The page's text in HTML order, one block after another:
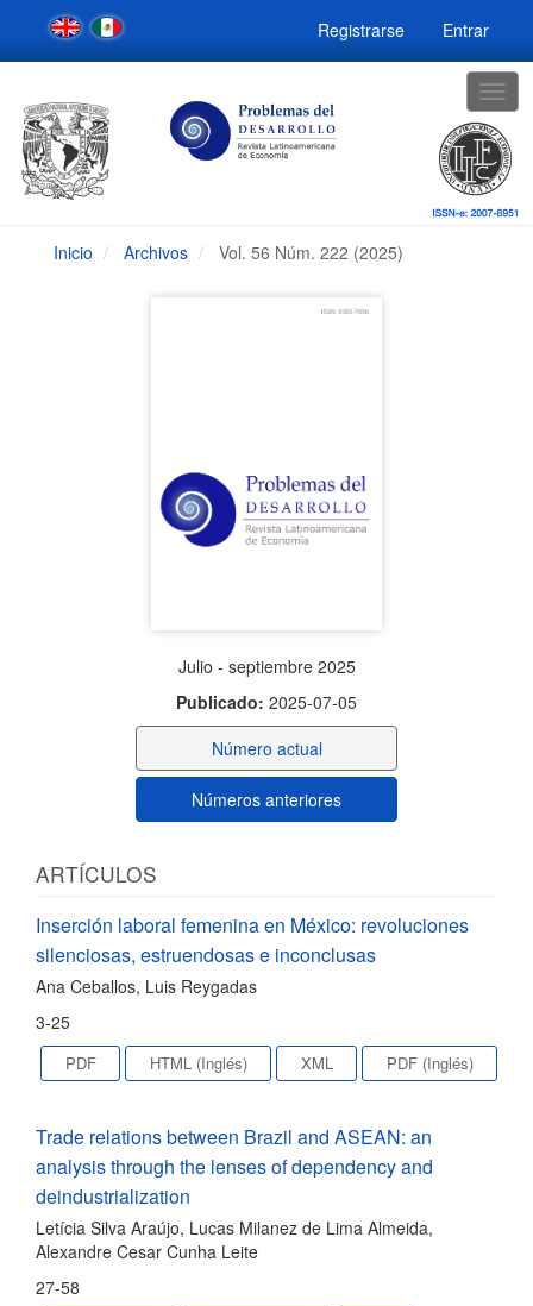
Navegación
principal
Contenido
Barra
lateral
Registrarse Entrar
Inicio Archivos Vol. 56 Núm. 222 (2025)
Julio - septiembre 2025
Publicado: 2025-07-05
Número actual
Números anteriores
ARTÍCULOS
Inserción laboral femenina en México: revoluciones
silenciosas, estruendosas e inconclusas
Ana Ceballos, Luis Reygadas
3-25
PDF HTML (Inglés) XML PDF (Inglés)
Trade relations between Brazil and ASEAN: an
analysis through the lenses of dependency and
deindustrialization
Letícia Silva Araújo, Lucas Milanez de Lima Almeida,
Alexandre Cesar Cunha Leite
27-58